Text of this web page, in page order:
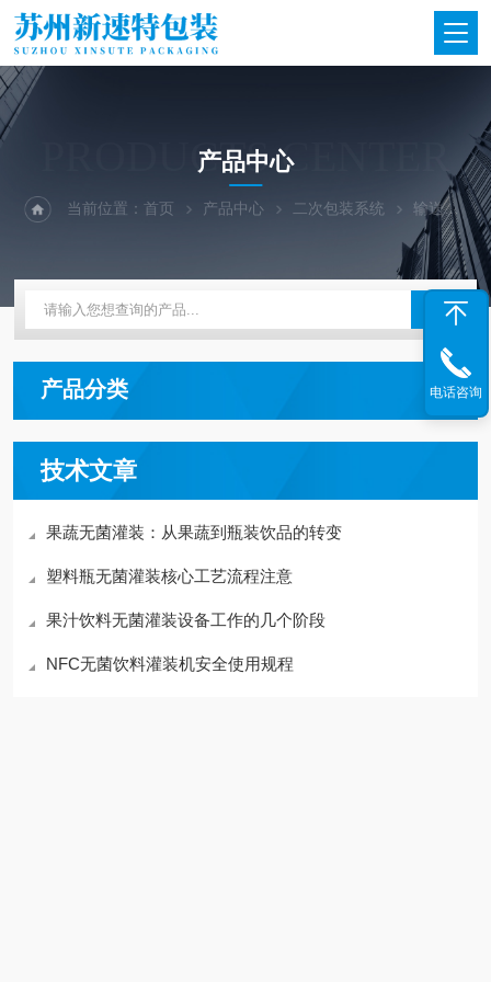
PRODUCTS CENTER
产品中心
当前位置：首页 产品中心 二次包装系统 输送系统
产品分类
技术文章
果蔬无菌灌装：从果蔬到瓶装饮品的转变
塑料瓶无菌灌装核心工艺流程注意
果汁饮料无菌灌装设备工作的几个阶段
NFC无菌饮料灌装机安全使用规程
电话咨询